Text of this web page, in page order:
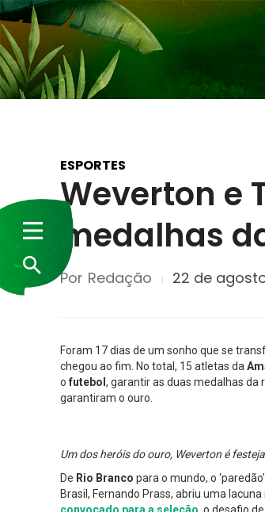
ESPORTES
Weverton e
medalhas
Por Redação 22 de
Foram 17 dias de um sonho que se
chegou ao fim. No total, 15 atletas da
o futebol , garantir as duas medalhas da
garantiram o ouro.
Um dos heróis do ouro, Weverton é
De Rio Branco para o mundo, o
Brasil, Fernando Prass, abriu uma